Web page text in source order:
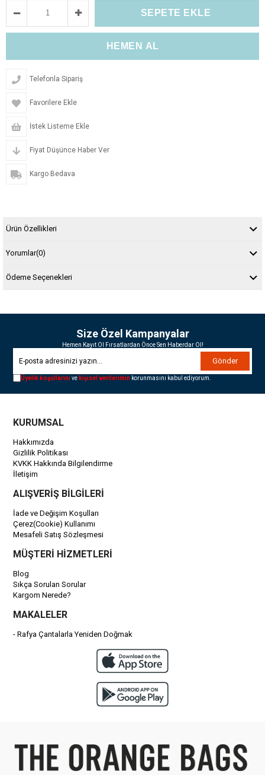
Telefonla Sipariş
Favorilere Ekle
İstek Listeme Ekle
Fiyat Düşünce Haber Ver
Kargo Bedava
Ürün Özellikleri
Yorumlar(0)
Ödeme Seçenekleri
Size Özel Kampanyalar
Hemen Kayıt Ol Fırsatlardan Önce Sen Haberdar Ol!
Gönder
Üyelik koşullarınıve kişisel verilerimin korunmasını kabul ediyorum.
KURUMSAL
Hakkımızda
Gizlilik Politikası
KVKK Hakkında Bilgilendirme
İletişim
ALIŞVERİŞ BİLGİLERİ
İade ve Değişim Koşulları
Çerez(Cookie) Kullanımı
Mesafeli Satış Sözleşmesi
MÜŞTERİ HİZMETLERİ
Blog
Sıkça Sorulan Sorular
Kargom Nerede?
MAKALELER
- Rafya Çantalarla Yeniden Doğmak